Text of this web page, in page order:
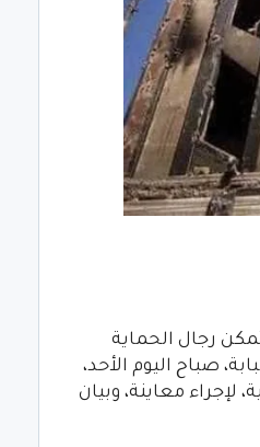
رجال الحماية
صباح اليوم الأحد،
معاينة، وبيان